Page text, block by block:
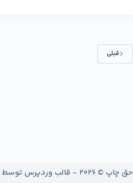
قبلی
حق چاپ © 2026 - قالب وردپرس توسط